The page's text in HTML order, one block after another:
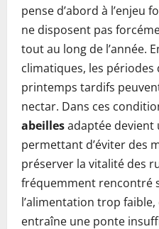
pense d’abord à l’enjeu
ne disposent pas
tout au long de l’année.
climatiques, les périodes
printemps tardifs
nectar. Dans ces
abeillesadaptée devient
permettant d’éviter des
préserver la vitalité des
fréquemment rencontré
l’alimentation trop
entraîne une ponte